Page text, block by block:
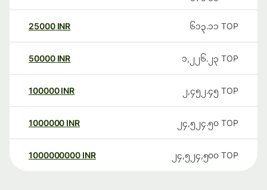
25000 INR ၆၁၃.၁၁ TOP
50000 INR ၁,၂၂၆.၂၃ TOP
100000 INR ၂,၄၅၂.၄၅ TOP
1000000 INR ၂၄,၅၂၄.၅၀ TOP
1000000000 INR ၂၄,၅၂၄,၅၀၀ TOP